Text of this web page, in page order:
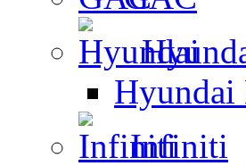
Hyundai
Infiniti